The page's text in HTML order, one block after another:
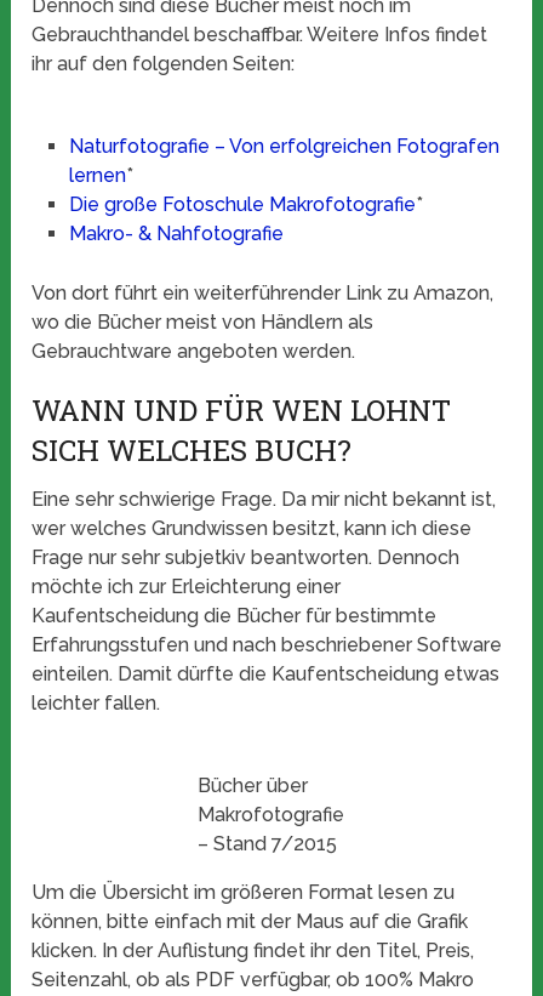
Dennoch sind diese Bücher meist noch im
Gebrauchthandel beschaffbar. Weitere Infos findet
ihr auf den folgenden Seiten:
Naturfotografie – Von erfolgreichen Fotografen
lernen*
Die große Fotoschule Makrofotografie*
Makro- & Nahfotografie
Von dort führt ein weiterführender Link zu Amazon,
wo die Bücher meist von Händlern als
Gebrauchtware angeboten werden.
WANN UND FÜR WEN LOHNT
SICH WELCHES BUCH?
Eine sehr schwierige Frage. Da mir nicht bekannt ist,
wer welches Grundwissen besitzt, kann ich diese
Frage nur sehr subjetkiv beantworten. Dennoch
möchte ich zur Erleichterung einer
Kaufentscheidung die Bücher für bestimmte
Erfahrungsstufen und nach beschriebener Software
einteilen. Damit dürfte die Kaufentscheidung etwas
leichter fallen.
Bücher über
Makrofotografie
– Stand 7/2015
Um die Übersicht im größeren Format lesen zu
können, bitte einfach mit der Maus auf die Grafik
klicken. In der Auflistung findet ihr den Titel, Preis,
Seitenzahl, ob als PDF verfügbar, ob 100% Makro